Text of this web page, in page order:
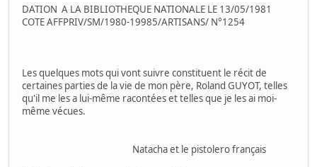
DATION A LA BIBLIOTHEQUE NATIONALE LE 13/05/1981
COTE AFFPRIV/SM/1980-19985/ARTISANS/ N°1254
Les quelques mots qui vont suivre constituent le récit de
certaines parties de la vie de mon père, Roland GUYOT, telles
qu'il me les a lui-même racontées et telles que je les ai moi-
même vécues.
Natacha et le pistolero français